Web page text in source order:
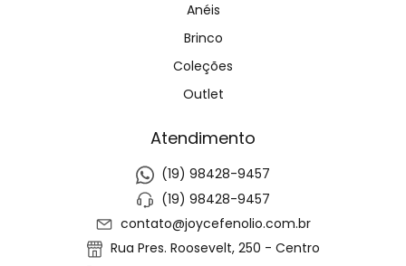
Anéis
Brinco
Coleções
Outlet
Atendimento
(19) 98428-9457
(19) 98428-9457
contato@joycefenolio.com.br
Rua Pres. Roosevelt, 250 - Centro